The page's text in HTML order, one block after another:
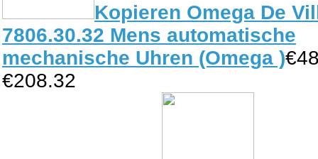
Kopieren Omega De
7806.30.32 Mens automatische
mechanische Uhren (Omega )
€208.32